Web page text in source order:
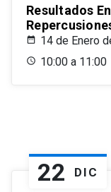
Resultados
14 de Enero
10:00 a 11:00
22 DIC